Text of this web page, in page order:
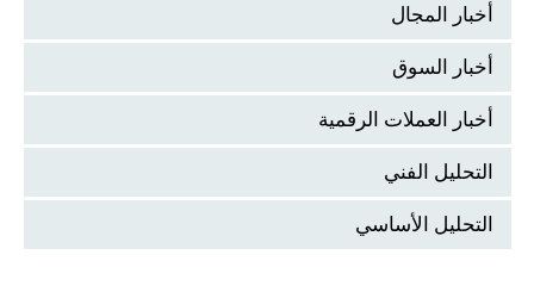
أخبار المجال
أخبار السوق
أخبار العملات الرقمية
التحليل الفني
التحليل الأساسي